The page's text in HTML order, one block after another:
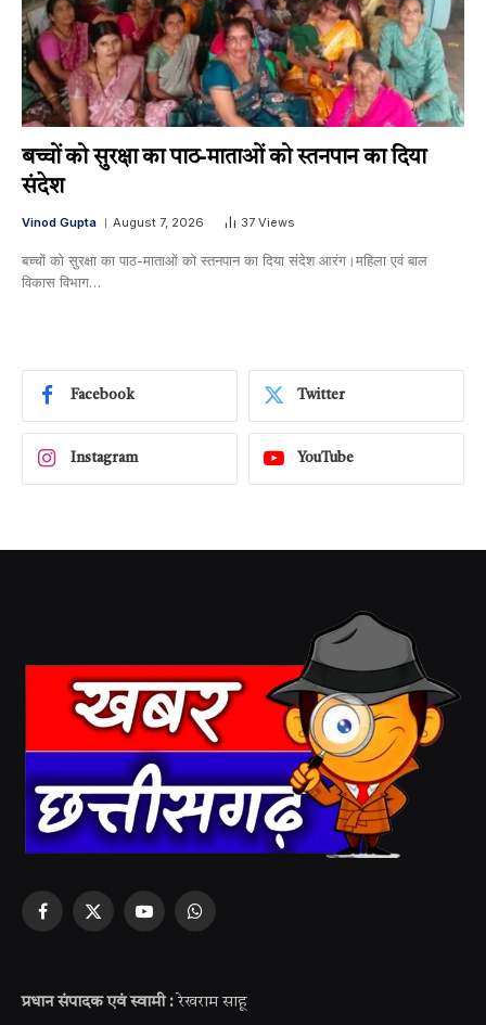
बच्चों को सुरक्षा का पाठ-माताओं को स्तनपान का दिया
संदेश
Vinod Gupta August 7, 2026 37 Views
बच्चों को सुरक्षा का पाठ-माताओं को स्तनपान का दिया संदेश आरंग।महिला एवं बाल
विकास विभाग…
Facebook Twitter
Instagram YouTube
Facebook
X
YouTubeWhatsApp
प्रधान संपादक एवं स्वामी : रेखराम साहू